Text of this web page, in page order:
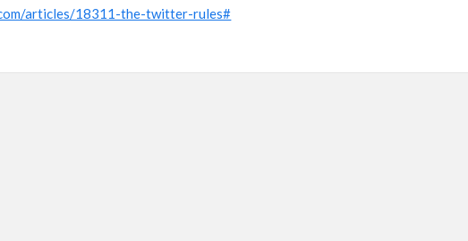
articles/18311-the-twitter-rules#